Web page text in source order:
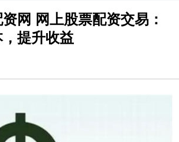
网 网上股票配资交易：
提升收益